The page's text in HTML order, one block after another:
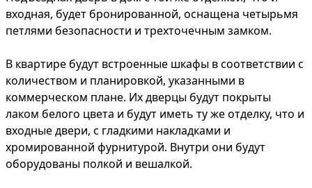
входная, будет бронированной, оснащена четырьмя
петлями безопасности и трехточечным замком.
В квартире будут встроенные шкафы в соответствии с
количеством и планировкой, указанными в
коммерческом плане. Их дверцы будут покрыты
лаком белого цвета и будут иметь ту же отделку, что и
входные двери, с гладкими накладками и
хромированной фурнитурой. Внутри они будут
оборудованы полкой и вешалкой.